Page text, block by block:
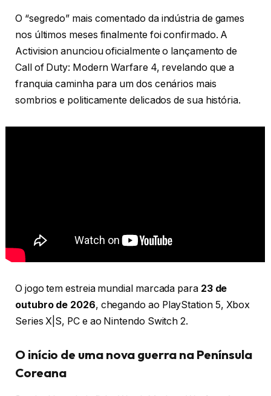
O “segredo” mais comentado da indústria de games
nos últimos meses finalmente foi confirmado. A
Activision anunciou oficialmente o lançamento de
Call of Duty: Modern Warfare 4, revelando que a
franquia caminha para um dos cenários mais
sombrios e politicamente delicados de sua história.
O jogo tem estreia mundial marcada para 23 de
outubro de 2026, chegando ao PlayStation 5, Xbox
Series X|S, PC e ao Nintendo Switch 2.
O início de uma nova guerra na Península
Coreana